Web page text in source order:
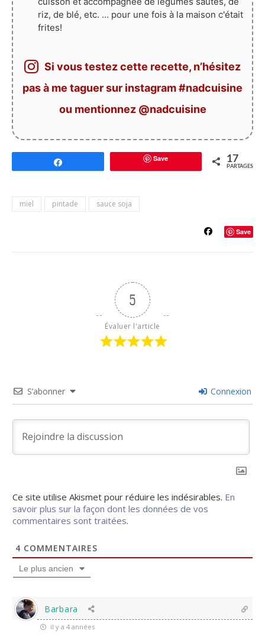
riz, de blé, etc. … pour une fois à la maison c'était
frites!
Si vous testez cette recette, n’hésitez
pas à me taguer sur instagram #nadcuisine
ou mentionnez @nadcuisine
Save 17
PARTAGES
miel pintade sauce soja
Save
5
Évaluer l'article
S’abonner Connexion
Ce site utilise Akismet pour réduire les indésirables. En
savoir plus sur la façon dont les données de vos
commentaires sont traitées.
4 COMMENTAIRES
Le plus ancien
Barbara
il y a 4 années